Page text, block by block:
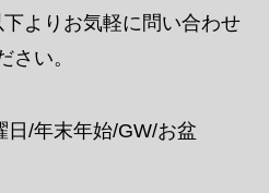
よりお気軽に問い合わせ
さい。
日/年末年始/GW/お盆